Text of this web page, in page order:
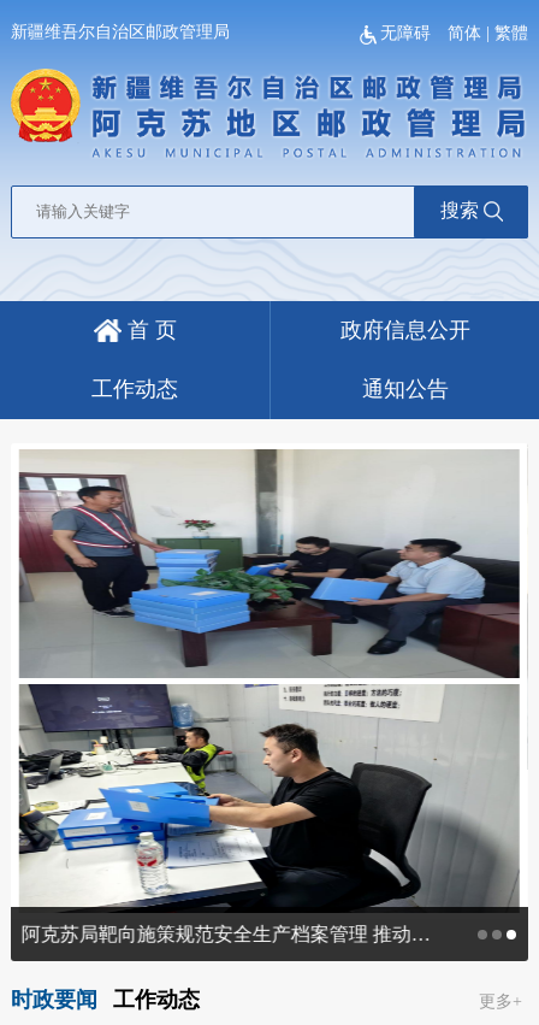
新疆维吾尔自治区邮政管理局 无障碍 简体 |繁體
搜索
首 页 政府信息公开
工作动态 通知公告
阿克苏局靶向施策规范安全生产档案管理 推动寄递企业安全闭环运作
时政要闻 工作动态 更多+